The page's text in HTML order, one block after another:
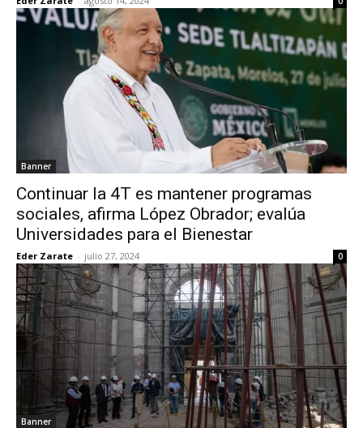
Banner
Continuar la 4T es mantener programas
sociales, afirma López Obrador; evalúa
Universidades para el Bienestar
Eder Zarate - julio 27, 2024 0
Banner